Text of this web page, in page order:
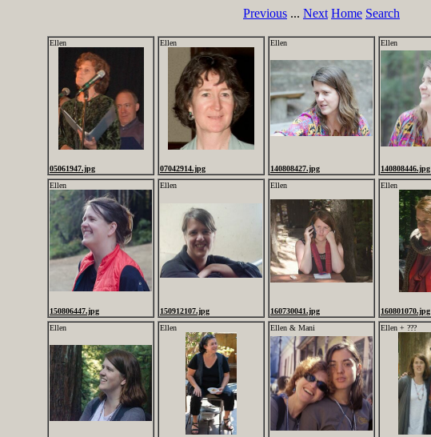
Previous ... Next Home Search
Ellen
05061947.jpg
Ellen
07042914.jpg
Ellen
140808427.jpg
Ellen
140808446.jpg
Ellen
150806447.jpg
Ellen
150912107.jpg
Ellen
160730041.jpg
Ellen
160801070.jpg
Ellen
Ellen Ellen & Mani Ellen + ???